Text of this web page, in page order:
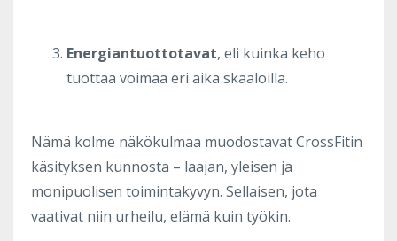
Energiantuottotavat, eli kuinka keho
tuottaa voimaa eri aika skaaloilla.
Nämä kolme näkökulmaa muodostavat CrossFitin
käsityksen kunnosta – laajan, yleisen ja
monipuolisen toimintakyvyn. Sellaisen, jota
vaativat niin urheilu, elämä kuin työkin.